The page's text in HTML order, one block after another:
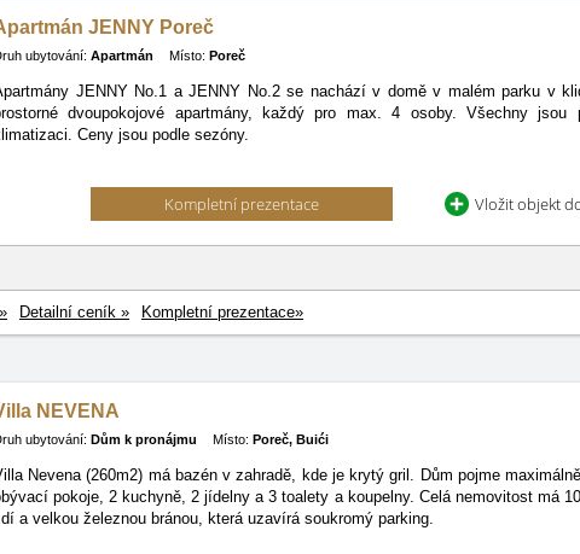
JENNY Poreč
ubytování: Apartmán Místo: Poreč
JENNY No.1 a JENNY No.2 se nachází v domě v malém parku v
dvoupokojové apartmány, každý pro max. 4 osoby. Všechny
Ceny jsou podle sezóny.
Kompletní prezentace Vložit objekt
Detailní ceník » Kompletní prezentace»
NEVENA
ubytování: Dům k pronájmu Místo: Poreč, Buići
Nevena (260m2) má bazén v zahradě, kde je krytý gril. Dům pojme
pokoje, 2 kuchyně, 2 jídelny a 3 toalety a koupelny. Celá nemovitost má
a velkou železnou bránou, která uzavírá soukromý parking.